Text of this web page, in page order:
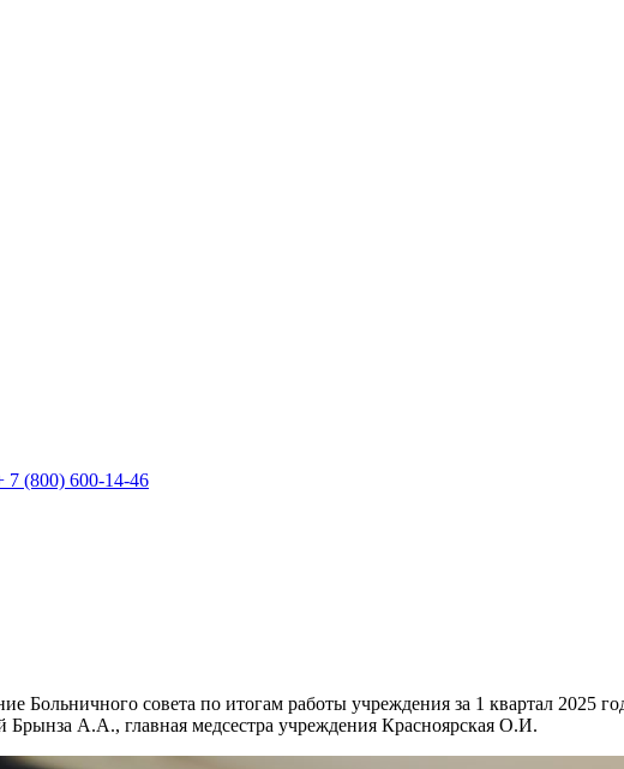
7 (800) 600-14-46
Больничного совета по итогам работы учреждения за 1 квартал 2025
А.А., главная медсестра учреждения Красноярская О.И.